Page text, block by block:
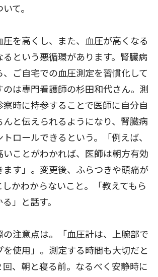
て。
を高くし、また、血圧が高くなる
るという悪循環があります。腎臓病
、ご自宅での血圧測定を習慣化して
のは専門看護師の杉田和代さん。測
察時に持参することで医師に自分自
んと伝えられるようになり、腎臓病
ロールできるという。「例えば、
いことがわかれば、医師は朝方有効
ます」。変更後、ふらつきや頭痛が
しかわからないこと。「教えてもら
」と話す。
注意点は。「血圧計は、上腕部で
を使用」。測定する時間も大切だと
回、朝と寝る前。なるべく安静時に